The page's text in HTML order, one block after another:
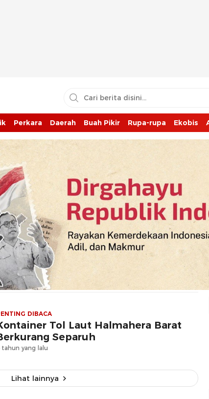
Perkara Daerah Buah Pikir Rupa-rupa Ekobis
DIBACA
Tol Laut Halmahera Barat
Separuh
tahun yang lalu
Lihat lainnya